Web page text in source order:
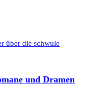
und Dramen